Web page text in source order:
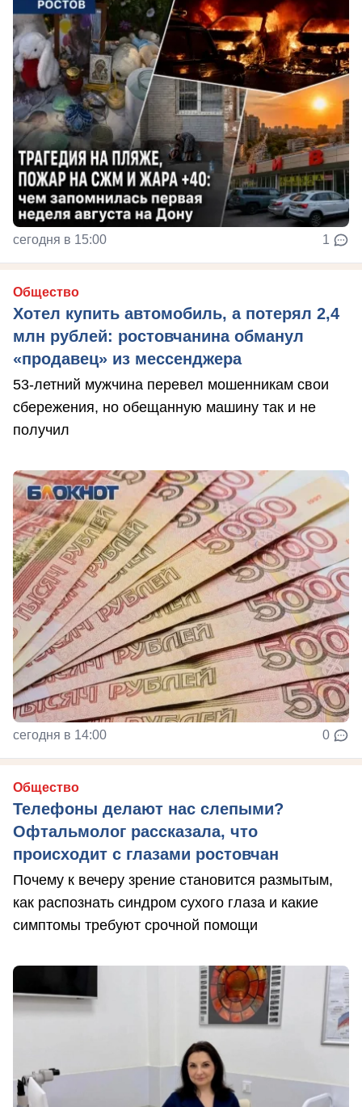
сегодня в 15:00 1
Общество
Хотел купить автомобиль, а потерял 2,4
млн рублей: ростовчанина обманул
«продавец» из мессенджера
53-летний мужчина перевел мошенникам свои
сбережения, но обещанную машину так и не
получил
сегодня в 14:00 0
Общество
Телефоны делают нас слепыми?
Офтальмолог рассказала, что
происходит с глазами ростовчан
Почему к вечеру зрение становится размытым,
как распознать синдром сухого глаза и какие
симптомы требуют срочной помощи